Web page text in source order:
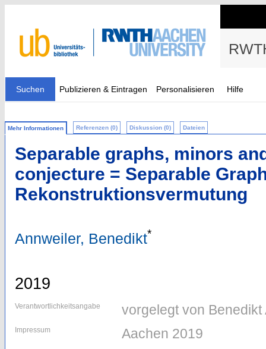
Suchen Publizieren & Eintragen Personalisieren Hilfe
Mehr Informationen Referenzen (0) Diskussion (0) Dateien
Separable graphs, minors
conjecture = Separable
Rekonstruktionsvermutung
Annweiler, Benedikt*
2019
Verantwortlichkeitsangabe vorgelegt von Benedikt
Impressum Aachen 2019